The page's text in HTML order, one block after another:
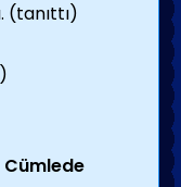
(tanıttı)
Cümlede